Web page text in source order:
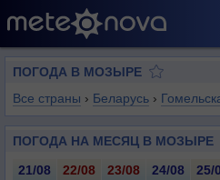
ПОГОДА В МОЗЫРЕ
Все страны › Беларусь ›
ПОГОДА НА МЕСЯЦ В МОЗЫРЕ
21/08 22/08 23/08 24/08 25/